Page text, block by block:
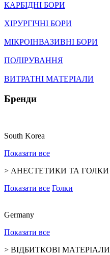
КАРБІДНІ БОРИ
ХІРУРГІЧНІ БОРИ
МІКРОІНВАЗИВНІ БОРИ
ПОЛІРУВАННЯ
ВИТРАТНІ МАТЕРІАЛИ
Бренди
South Korea
Показати все
> АНЕСТЕТИКИ ТА ГОЛКИ
Показати все Голки
Germany
Показати все
> ВІДБИТКОВІ МАТЕРІАЛИ